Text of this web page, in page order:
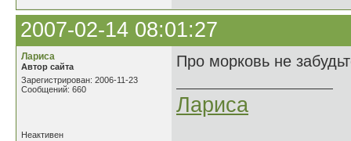
2007-02-14 08:01:27
Лариса
Автор сайта
Зарегистрирован: 2006-11-23
Сообщений: 660
Про морковь не
Лариса
Неактивен